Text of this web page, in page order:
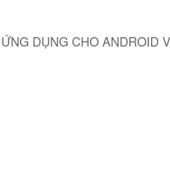
DỤNG CHO ANDROID